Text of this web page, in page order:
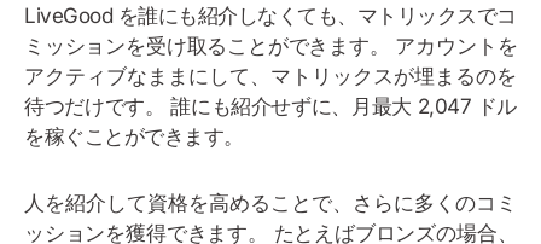
LiveGood を誰にも紹介しなくても、マトリックスでコ
ミッションを受け取ることができます。 アカウントを
アクティブなままにして、マトリックスが埋まるのを
待つだけです。 誰にも紹介せずに、月最大 2,047 ドル
を稼ぐことができます。
人を紹介して資格を高めることで、さらに多くのコミ
ッションを獲得できます。 たとえばブロンズの場合、